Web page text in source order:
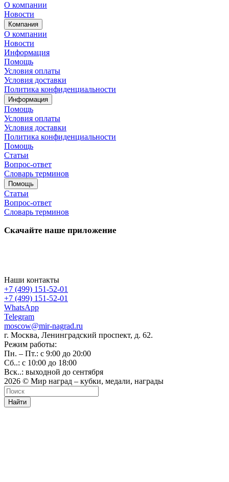
О компании
Новости
Компания
О компании
Новости
Информация
Помощь
Условия оплаты
Условия доставки
Политика конфиденциальности
Информация
Помощь
Условия оплаты
Условия доставки
Политика конфиденциальности
Помощь
Статьи
Вопрос-ответ
Словарь терминов
Помощь
Статьи
Вопрос-ответ
Словарь терминов
Скачайте наше приложение
Наши контакты
+7 (499) 151-52-01
+7 (499) 151-52-01
WhatsApp
Telegram
moscow@mir-nagrad.ru
г. Москва, Ленинградский проспект, д. 62.
Режим работы:
Пн. – Пт.: с 9:00 до 20:00
Сб..: с 10:00 до 18:00
Вск..: выходной до сентября
2026 © Мир наград – кубки, медали, награды
Найти